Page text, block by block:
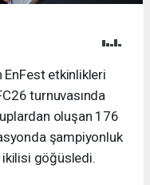
EnFest etkinlikleri
turnuvasında
oluşan 176
şampiyonluk
göğüsledi.